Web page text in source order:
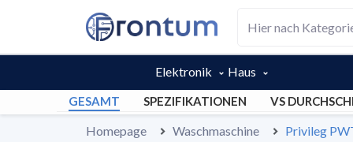
Elektronik Haus
GESAMT SPEZIFIKATIONEN VS
Homepage Waschmaschine Privileg